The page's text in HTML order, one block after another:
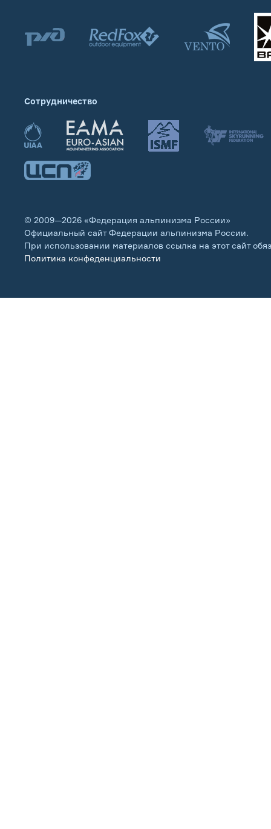
Сотрудничество
© 2009—2026 «Федерация альпинизма России»
Официальный сайт Федерации альпинизма России.
При использовании материалов ссылка на этот сайт
Политика конфеденциальности